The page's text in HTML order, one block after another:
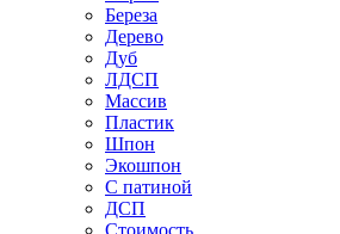
Береза
Дерево
Дуб
ЛДСП
Массив
Пластик
Шпон
Экошпон
С патиной
ДСП
Стоимость